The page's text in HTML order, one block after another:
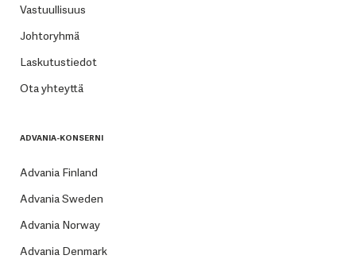
Vastuullisuus
Johtoryhmä
Laskutustiedot
Ota yhteyttä
ADVANIA-KONSERNI
Advania Finland
Advania Sweden
Advania Norway
Advania Denmark